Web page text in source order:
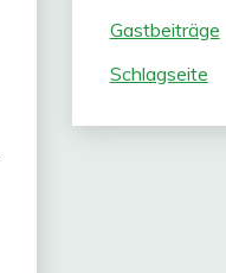
Gastbeiträge
Schlagseite